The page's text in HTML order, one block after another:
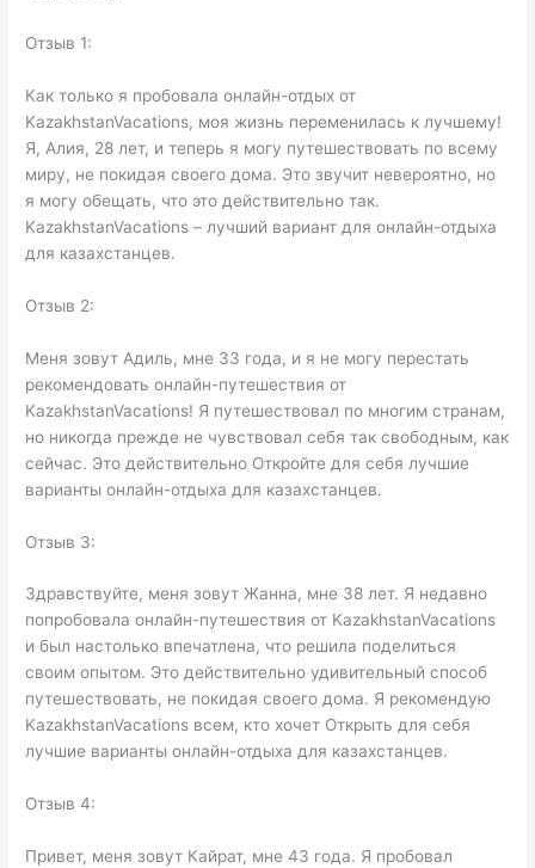
Отзыв 1:
Как только я пробовала онлайн-отдых от
KazakhstanVacations, моя жизнь переменилась к лучшему!
Я, Алия, 28 лет, и теперь я могу путешествовать по всему
миру, не покидая своего дома. Это звучит невероятно, но
я могу обещать, что это действительно так.
KazakhstanVacations – лучший вариант для онлайн-отдыха
для казахстанцев.
Отзыв 2:
Меня зовут Адиль, мне 33 года, и я не могу перестать
рекомендовать онлайн-путешествия от
KazakhstanVacations! Я путешествовал по многим странам,
но никогда прежде не чувствовал себя так свободным, как
сейчас. Это действительно Откройте для себя лучшие
варианты онлайн-отдыха для казахстанцев.
Отзыв 3:
Здравствуйте, меня зовут Жанна, мне 38 лет. Я недавно
попробовала онлайн-путешествия от KazakhstanVacations
и был настолько впечатлена, что решила поделиться
своим опытом. Это действительно удивительный способ
путешествовать, не покидая своего дома. Я рекомендую
KazakhstanVacations всем, кто хочет Открыть для себя
лучшие варианты онлайн-отдыха для казахстанцев.
Отзыв 4:
Привет, меня зовут Кайрат, мне 43 года. Я пробовал